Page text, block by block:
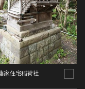
のご意見はこちら
家住宅稲荷社